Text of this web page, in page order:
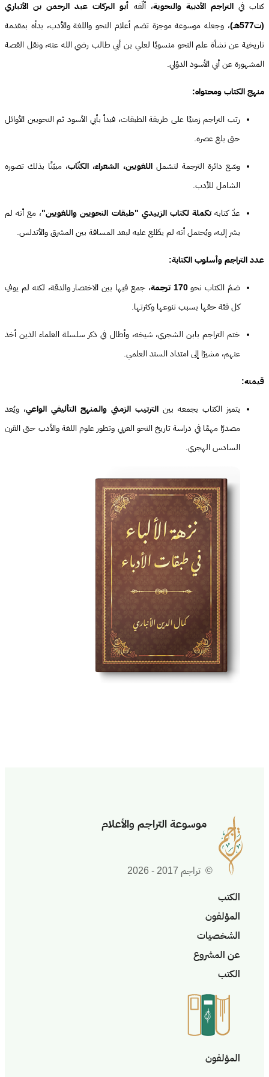
كتاب فيالتراجم الأدبية والنحوية، ألّفه أبو البركات عبد الرحمن بن الأنباري
(ت577هـ)
، وجعله موسوعة موجزة تضم أعلام النحو واللغة والأدب، بدأه بمقدمة
تاريخية عن نشأة علم النحو منسوبًا لعلي بن أبي طالب رضي الله عنه، ونقل القصة
المشهورة عن أبي الأسود الدؤلي.
منهج الكتاب ومحتواه:
رتب التراجم زمنيًا على طريقة الطبقات، فبدأ بأبي الأسود ثم النحويين الأوائل
حتى بلغ عصره.
وسّع دائرة الترجمة لتشملاللغويين، الشعراء، الكتّاب، مبيّنًا بذلك تصوره
الشامل للأدب.
عدّ كتابهتكملة لكتاب الزبيدي "طبقات النحويين واللغويين"، مع أنه لم
يشر إليه، ويُحتمل أنه لم يطّلع عليه لبعد المسافة بين المشرق والأندلس.
عدد التراجم وأسلوب الكتابة:
ضمّ الكتاب نحو170 ترجمة
، جمع فيها بين الاختصار والدقة، لكنه لم يوفِ
كل فئة حقها بسبب تنوعها وكثرتها.
ختم التراجم بابن الشجري، شيخه، وأطال في ذكر سلسلة العلماء الذين أخذ
عنهم، مشيرًا إلى امتداد السند العلمي.
قيمته:
يتميز الكتاب بجمعه بين الترتيب الزمني والمنهج التأليفي الواعي، ويُعد
مصدرًا مهمًا في دراسة تاريخ النحو العربي وتطور علوم اللغة والأدب حتى القرن
السادس الهجري.
موسوعة التراجم والأعلام
© تراجم 2017 - 2026
الكتب
المؤلفون
الشخصيات
عن المشروع
الكتب
المؤلفون